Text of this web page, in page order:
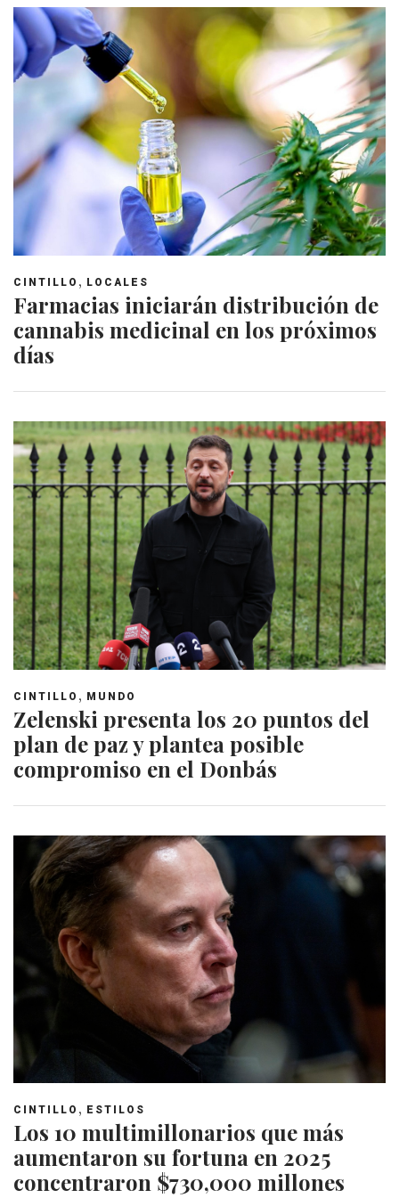
CINTILLO , LOCALES
Farmacias iniciarán distribución de
cannabis medicinal en los próximos
días
CINTILLO , MUNDO
Zelenski presenta los 20 puntos del
plan de paz y plantea posible
compromiso en el Donbás
CINTILLO , ESTILOS
Los 10 multimillonarios que más
aumentaron su fortuna en 2025
concentraron $730,000 millones